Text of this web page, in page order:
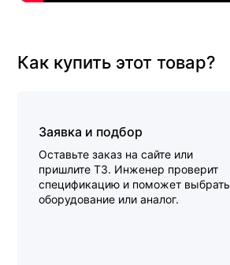
Как купить этот товар?
Заявка и подбор
Оставьте заказ на сайте или
пришлите ТЗ. Инженер проверит
спецификацию и поможет выбрать
оборудование или аналог.